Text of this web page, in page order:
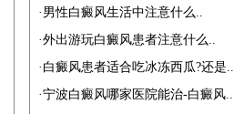
· 男性白癜风生活中注意什么..
·外出游玩白癜风患者注意什么..
· 白癜风患者适合吃冰冻西瓜?还是..
·宁波白癜风哪家医院能治-白癜风..